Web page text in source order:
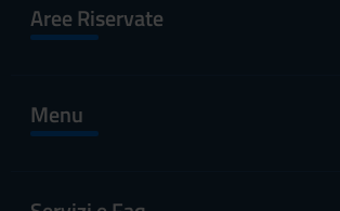
Aree Riservate
Menu